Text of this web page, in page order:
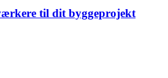
til dit byggeprojekt